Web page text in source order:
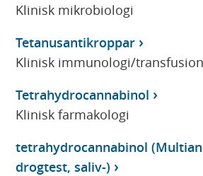
Klinisk mikrobiologi
Tetanusantikroppar
Klinisk immunologi/
Tetrahydrocannabinol
Klinisk farmakologi
tetrahydrocannabinol
drogtest, saliv-)